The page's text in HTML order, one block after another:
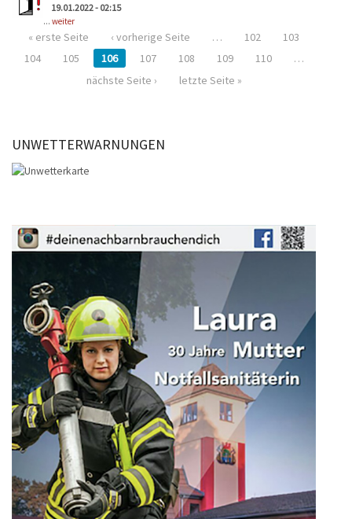
19.01.2022 - 02:15
... weiter
« erste Seite ‹ vorherige Seite … 102
103
104
105 106 107 108 109 110
…
nächste Seite ›
letzte Seite »
UNWETTERWARNUNGEN